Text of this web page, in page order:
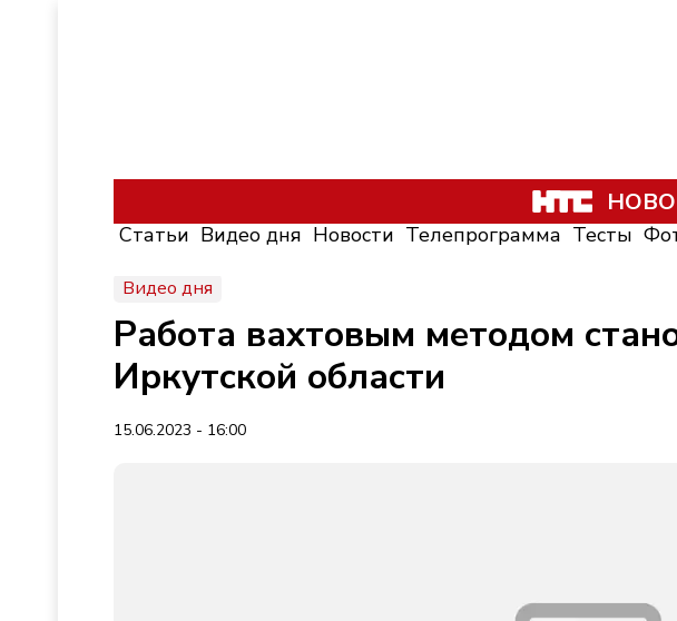
Статьи Видео дня Новости Телепрограмма Тесты
Видео дня
Работа вахтовым методом
Иркутской области
15.06.2023 - 16:00